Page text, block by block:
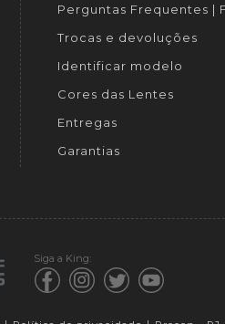
Perguntas Frequentes |
Trocas e devoluções
Identificar modelo
Cores das Lentes
Entregas
Garantias
Siga a King: